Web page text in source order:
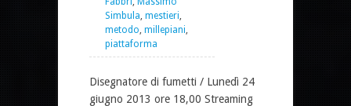
Simbula mestieri
metodo millepiani
piattaforma
Disegnatore di fumetti / Lunedì 24
giugno 2013 ore 18,00 Streaming